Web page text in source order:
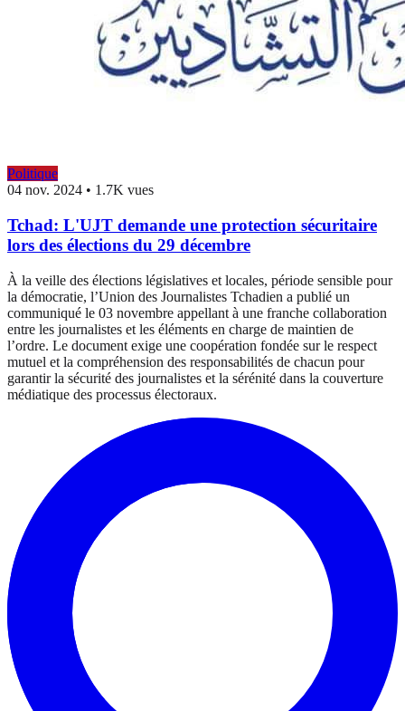
Politique
04 nov. 2024 • 1.7K vues
Tchad: L'UJT demande une protection sécuritaire
lors des élections du 29 décembre
À la veille des élections législatives et locales, période sensible pour
la démocratie, l’Union des Journalistes Tchadien a publié un
communiqué le 03 novembre appellant à une franche collaboration
entre les journalistes et les éléments en charge de maintien de
l’ordre. Le document exige une coopération fondée sur le respect
mutuel et la compréhension des responsabilités de chacun pour
garantir la sécurité des journalistes et la sérénité dans la couverture
médiatique des processus électoraux.